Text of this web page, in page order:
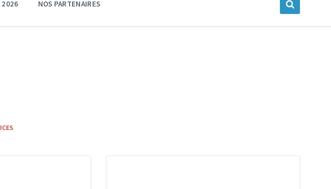
2026 NOS PARTENAIRES